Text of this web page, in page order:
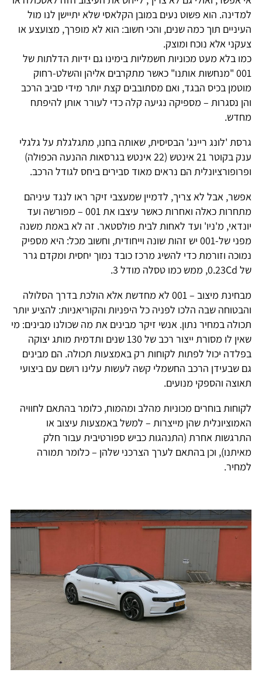
למדינה. הוא פשוט נעים במובן הקלאסי שלא יתיישן לנו מול
העיניים תוך כמה שנים, והכי חשוב: הוא לא מופרך, מצועצע או
צעקני אלא נוכח ומוצק.
כמו בלא מעט מכוניות חשמליות בימינו גם ידיות הדלתות של
001 "מנחשות אותנו" כאשר מתקרבים אליהן והשלט-רחוק
מוטמן בכיס הבגד, ואם מסתובבים קצת יותר מידי סביב הרכב
והן נסגרות – מספיקה נגיעה קלה כדי לעורר אותן להיפתח
מחדש.
גרסת 'לונג ריינג' הבסיסית, שאותה בחנו, מתגלגלת על גלגלי
ענק בקוטר 21 אינטש (22 אינטש בגרסאות ההנעה הכפולה)
ופרופורציונלית הם נראים מאוד סבירים ביחס לגודל הרכב.
אפשר, אבל לא צריך, לדמיין שמעצבי זיקר ראו לנגד עיניהם
מתחרות כאלה ואחרות כאשר עיצבו את 001 – מפורשה ועד
יונדאי, מ'ניו' ועד לאחות לבית פולסטאר. זה לא באמת משנה
מפני של-001 יש זהות שונה וייחודית, וחשוב מכל: היא מספיק
נמוכה וזורמת כדי להשיג מרכז כובד נמוך יחסית ומקדם גרר
של 0.23Cd, ממש כמו טסלה מודל 3.
מבחינת מיצוב – 001 לא מחדשת אלא הולכת בדרך הסלולה
והבטוחה שבה הלכו לפניה כל היפניות והקוריאניות: להציע יותר
תכולה במחיר נתון. אנשי זיקר מבינים את מה שכולנו מבינים: מי
שאין לו מסורת ייצור רכב של 130 שנים ותדמית מותג יצוקה
בפלדה יכול לפתות לקוחות רק באמצעות תכולה. הם מבינים
גם שבעידן הרכב החשמלי קשה לעשות עלינו רושם עם ביצועי
תאוצה והספקי מנועים.
לקוחות בוחרים מכוניות מהלב ומהמוח, כלומר בהתאם לחוויה
האמוציונלית שהן מייצרות – למשל באמצעות עיצוב או
התרגשות אחרת (התנהגות כביש ספורטיבית עבור חלק
מאיתנו), וכן בהתאם לערך הצרכני שלהן – כלומר תמורה
למחיר.